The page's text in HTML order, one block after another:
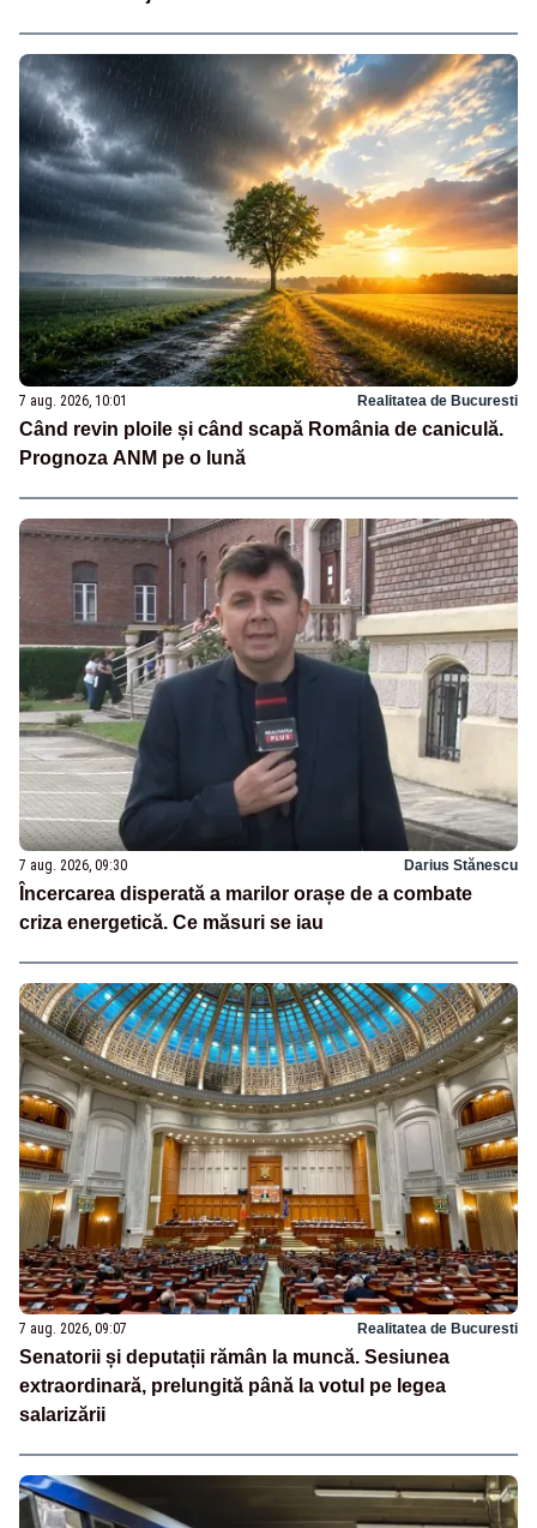
7 aug. 2026, 10:01 Realitatea de Bucuresti
Când revin ploile și când scapă România de caniculă.
Prognoza ANM pe o lună
7 aug. 2026, 09:30 Darius Stănescu
Încercarea disperată a marilor orașe de a combate
criza energetică. Ce măsuri se iau
7 aug. 2026, 09:07 Realitatea de Bucuresti
Senatorii și deputații rămân la muncă. Sesiunea
extraordinară, prelungită până la votul pe legea
salarizării